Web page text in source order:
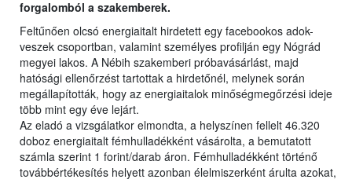
forgalomból a szakemberek.
Feltűnően olcsó energiaitalt hirdetett egy facebookos adok-
veszek csoportban, valamint személyes profilján egy Nógrád
megyei lakos. A Nébih szakemberi próbavásárlást, majd
hatósági ellenőrzést tartottak a hirdetőnél, melynek során
megállapították, hogy az energiaitalok minőségmegőrzési ideje
több mint egy éve lejárt.
Az eladó a vizsgálatkor elmondta, a helyszínen fellelt 46.320
doboz energiaitalt fémhulladékként vásárolta, a bemutatott
számla szerint 1 forint/darab áron. Fémhulladékként történő
továbbértékesítés helyett azonban élelmiszerként árulta azokat,